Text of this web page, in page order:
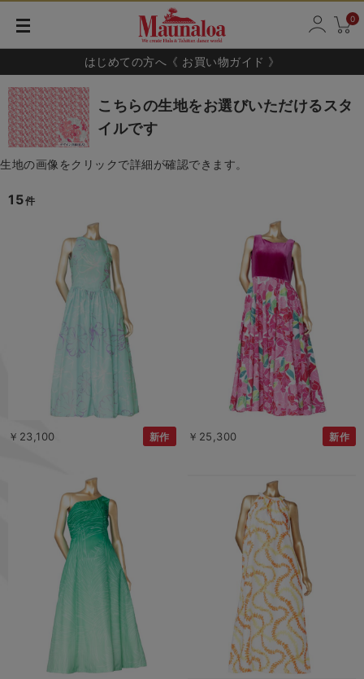
0
はじめての方へ《 お買い物ガイド 》
こちらの生地をお選びいただけるスタ
イルです
生地の画像をクリックで詳細が確認できます。
15件
￥23,100 新作 ￥25,300 新作